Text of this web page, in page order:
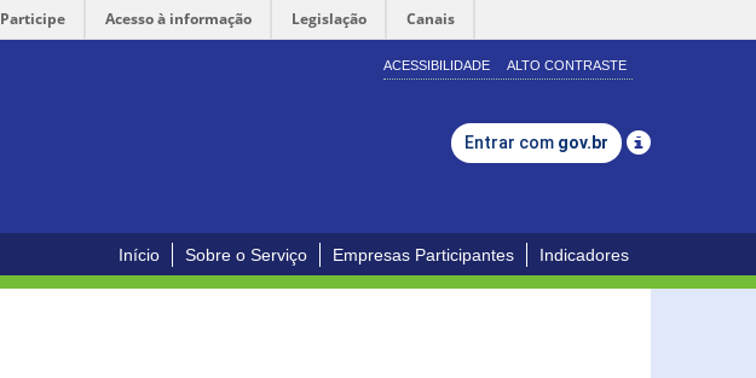
Participe Acesso à informação Legislação Canais
ACESSIBILIDADE ALTO CONTRASTE
Entrar com gov.br
Início Sobre o Serviço Empresas Participantes Indicadores